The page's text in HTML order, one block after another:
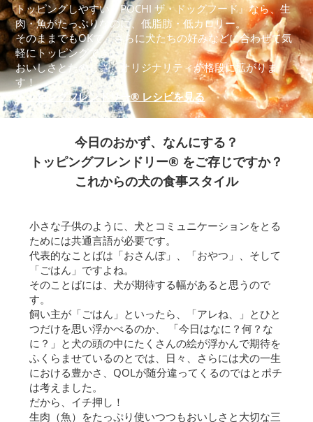
トッピングしやすい『POCHI ザ・ドッグフード』なら、生
肉・魚がたっぷりなのに、低脂肪・低カロリー。
そのままでもOKで、さらに犬たちの好みなどに合わせて気
軽にトッピングでき、
おいしさとたのしさ、オリジナリティが格段に拡がりま
す！
トッピングフレンドリー® レシピを見る
今日のおかず、なんにする？
トッピングフレンドリー® をご存じですか？
これからの犬の食事スタイル
小さな子供のように、犬とコミュニケーションをとる
ためには共通言語が必要です。
代表的なことばは「おさんぽ」、「おやつ」、そして
「ごはん」ですよね。
そのことばには、犬が期待する幅があると思うので
す。
飼い主が「ごはん」といったら、「アレね、」とひと
つだけを思い浮かべるのか、 「今日はなに？何？な
に？」と犬の頭の中にたくさんの絵が浮かんで期待を
ふくらませているのとでは、日々、さらには犬の一生
における豊かさ、QOLが随分違ってくるのではとポチ
は考えました。
だから、イチ押し！
生肉（魚）をたっぷり使いつつもおいしさと大切な三